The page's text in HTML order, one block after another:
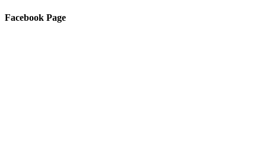
Facebook Page